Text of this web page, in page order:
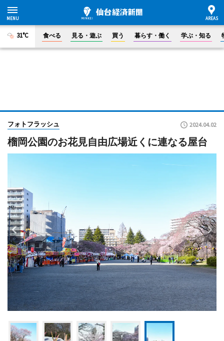
31°C 食べる 見る・遊ぶ 買う 暮らす・働く 学ぶ・知る
フォトフラッシュ 2024.04.02
榴岡公園のお花見自由広場近くに連なる屋台